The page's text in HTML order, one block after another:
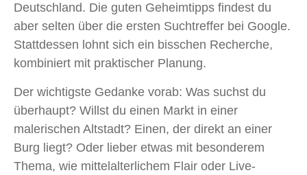
Deutschland. Die guten Geheimtipps findest du
aber selten über die ersten Suchtreffer bei Google.
Stattdessen lohnt sich ein bisschen Recherche,
kombiniert mit praktischer Planung.
Der wichtigste Gedanke vorab: Was suchst du
überhaupt? Willst du einen Markt in einer
malerischen Altstadt? Einen, der direkt an einer
Burg liegt? Oder lieber etwas mit besonderem
Thema, wie mittelalterlichem Flair oder Live-